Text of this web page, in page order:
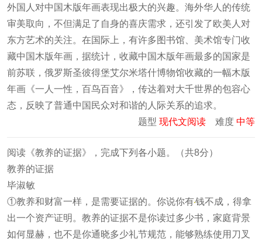
外国人对中国木版年画表现出极大的兴趣。海外华人的传统
审美取向，不但满足了自身的喜庆需求，还引发了欧美人对
东方艺术的关注。在国际上，有许多图书馆、美术馆专门收
藏中国木版年画，据统计，收藏中国木版年画最多的国家是
前苏联，俄罗斯圣彼得堡艾尔米塔什博物馆收藏的一幅木版
年画《一人一性，百鸟百音》，传达着对大千世界的包容心
态，反映了普通中国民众对和谐的人际关系的追求。
题型 现代文阅读 难度 中等
阅读《教养的证据》，完成下列各小题。（共8分）
教养的证据
毕淑敏
①教养和财富一样，是需要证据的。你说你有钱不成，得拿
出一个资产证明。教养的证据不是你读过多少书，家庭背景
如何显赫，也不是你通晓多少礼节规范，能够熟练使用刀叉